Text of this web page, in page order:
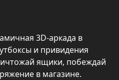
3D-аркада в
и привидения
ящики, побеждай
в магазине.